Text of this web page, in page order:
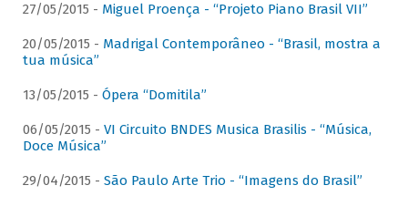
27/05/2015 - Miguel Proença - “Projeto Piano Brasil VII”
20/05/2015 - Madrigal Contemporâneo - “Brasil, mostra a
tua música”
13/05/2015 - Ópera “Domitila”
06/05/2015 - VI Circuito BNDES Musica Brasilis - “Música,
Doce Música”
29/04/2015 - São Paulo Arte Trio - “Imagens do Brasil”